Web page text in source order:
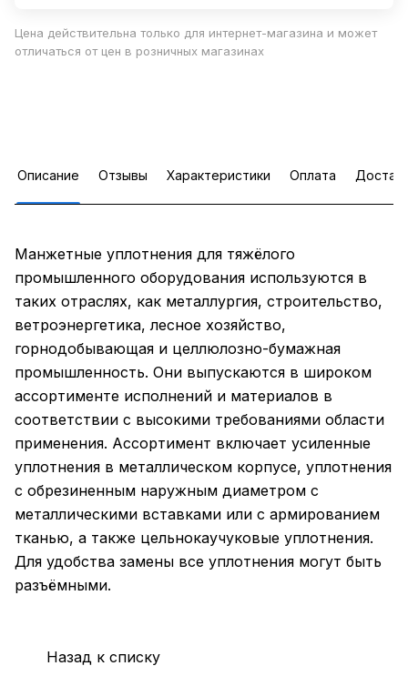
Цена действительна только для интернет-магазина и может
отличаться от цен в розничных магазинах
Описание Отзывы Характеристики Оплата
Манжетные уплотнения для тяжёлого
промышленного оборудования используются в
таких отраслях, как металлургия, строительство,
ветроэнергетика, лесное хозяйство,
горнодобывающая и целлюлозно-бумажная
промышленность. Они выпускаются в широком
ассортименте исполнений и материалов в
соответствии с высокими требованиями области
применения. Ассортимент включает усиленные
уплотнения в металлическом корпусе, уплотнения
с обрезиненным наружным диаметром с
металлическими вставками или с армированием
тканью, а также цельнокаучуковые уплотнения.
Для удобства замены все уплотнения могут быть
разъёмными.
Назад к списку